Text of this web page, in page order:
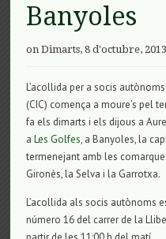
Banyoles
on Dimarts, 8 d'octubre,
L’acollida per a socis
(CIC) comença a moure’s pel
fa els dimarts i els dijous a
aLes Golfes, a Banyoles, la
termenejant amb les
Gironès, la Selva i la Garrotxa.
L’acollida als socis autònoms
número 16 del carrer de la